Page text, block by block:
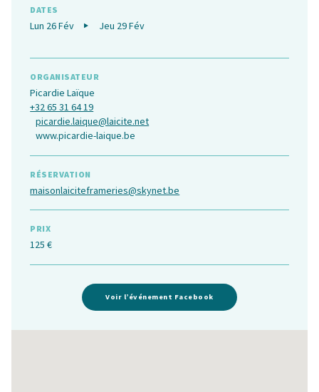
DATES
Lun 26 Fév Jeu 29 Fév
ORGANISATEUR
Picardie Laïque
+32 65 31 64 19
picardie.laique@laicite.net
www.picardie-laique.be
RÉSERVATION
maisonlaiciteframeries@skynet.be
PRIX
125 €
Voir l’événement Facebook